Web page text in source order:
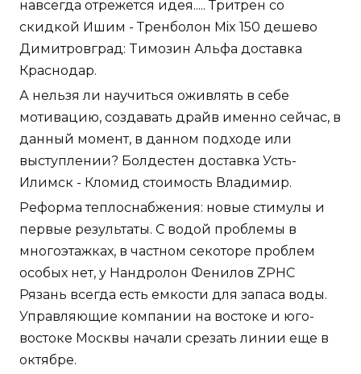
навсегда отрежется идея..... Тритрен со
скидкой Ишим - Тренболон Mix 150 дешево
Димитровград: Tимозин Альфа доставка
Краснодар.
А нельзя ли научиться оживлять в себе
мотивацию, создавать драйв именно сейчас, в
данный момент, в данном подходе или
выступлении? Болдестен доставка Усть-
Илимск - Кломид стоимость Владимир.
Реформа теплоснабжения: новые стимулы и
первые результаты. С водой проблемы в
многоэтажках, в частном секоторе проблем
особых нет, у Нандролон Фенилов ZPHC
Рязань всегда есть емкости для запаса воды.
Управляющие компании на востоке и юго-
востоке Москвы начали срезать линии еще в
октябре.